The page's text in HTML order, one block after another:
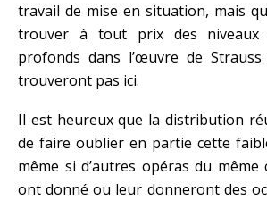
travail de mise en situation, mais
trouver à tout prix des niveaux
profonds dans l’œuvre de
trouveront pas ici.
Il est heureux que la distribution
de faire oublier en partie cette
même si d’autres opéras du
ont donné ou leur donneront des